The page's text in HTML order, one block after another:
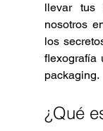
llevar
nosotros
los
flexografía
packaging.
¿Qué